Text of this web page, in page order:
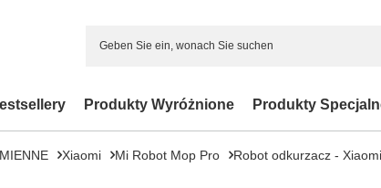
Produkty Wyróżnione Produkty
Xiaomi Mi Robot Mop Pro Robot odkurzacz -